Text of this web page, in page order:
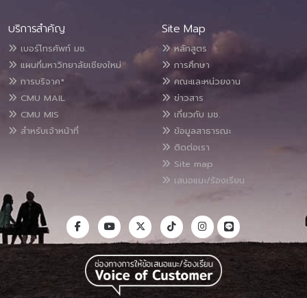
บริการสำคัญ
เบอร์โทรศัพท์ มช.
แผนที่มหาวิทยาลัยเชียงใหม่
การบริจาค*
CMU MAIL
CMU MIS
สำหรับเจ้าหน้าที่
Site Map
หลักสูตร
การศึกษา
คณะและหน่วยงาน
ข่าวสาร
เกี่ยวกับ มช.
ข้อมูลสาธารณะ
ติดต่อเรา
Site map
เสนอแนะ/ร้องเรียน